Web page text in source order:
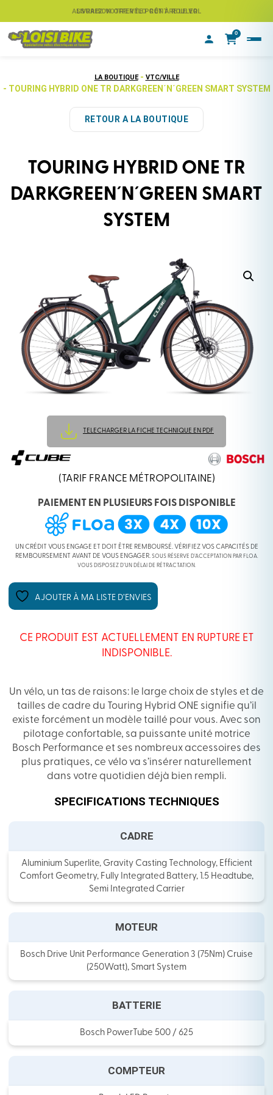
LIVRAISON OFFERTE PRÊT À ROULER
ASSUREZ VOTRE VÉLO CONTRE LE VOL
0
LA BOUTIQUE - VTC/VILLE
- TOURING HYBRID ONE TR DARKGREEN´N´GREEN SMART SYSTEM
RETOUR A LA BOUTIQUE
TOURING HYBRID ONE TR
DARKGREEN´N´GREEN SMART
SYSTEM
TELECHARGER LA FICHE TECHNIQUE EN PDF
(TARIF FRANCE MÉTROPOLITAINE)
PAIEMENT EN PLUSIEURS FOIS DISPONIBLE
UN CRÉDIT VOUS ENGAGE ET DOIT ÊTRE REMBOURSÉ. VÉRIFIEZ VOS CAPACITÉS DE
REMBOURSEMENT AVANT DE VOUS ENGAGER. SOUS RÉSERVE D’ACCEPTATION PAR FLOA.
VOUS DISPOSEZ D’UN DÉLAI DE RÉTRACTATION.
AJOUTER À MA LISTE D’ENVIES
CE PRODUIT EST ACTUELLEMENT EN RUPTURE ET
INDISPONIBLE.
Un vélo, un tas de raisons: le large choix de styles et de
tailles de cadre du Touring Hybrid ONE signifie qu’il
existe forcément un modèle taillé pour vous. Avec son
pilotage confortable, sa puissante unité motrice
Bosch Performance et ses nombreux accessoires des
plus pratiques, ce vélo va s’insérer naturellement
dans votre quotidien déjà bien rempli.
SPECIFICATIONS TECHNIQUES
CADRE
Aluminium Superlite, Gravity Casting Technology, Efficient
Comfort Geometry, Fully Integrated Battery, 1.5 Headtube,
Semi Integrated Carrier
MOTEUR
Bosch Drive Unit Performance Generation 3 (75Nm) Cruise
(250Watt), Smart System
BATTERIE
Bosch PowerTube 500 / 625
COMPTEUR